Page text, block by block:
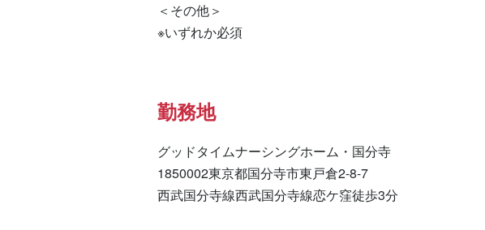
＜その他＞
※いずれか必須
勤務地
グッドタイムナーシングホーム・国分寺
1850002東京都国分寺市東戸倉2-8-7
西武国分寺線西武国分寺線恋ケ窪徒歩3分